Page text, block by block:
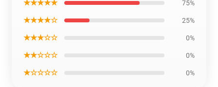
★★★★★ 75%
★★★★☆ 25%
★★★☆☆ 0%
★★☆☆☆ 0%
★☆☆☆☆ 0%